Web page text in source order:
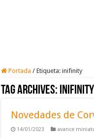
Portada / Etiqueta: inifinity
Tag Archives: inifinity
Novedades de
14/01/2023 avance